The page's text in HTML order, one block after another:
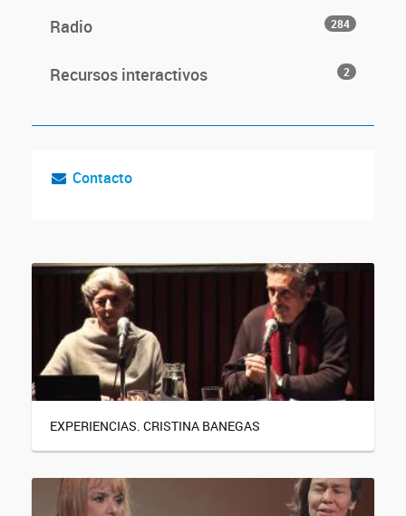
Radio 284
Recursos interactivos 2
Contacto
EXPERIENCIAS. CRISTINA BANEGAS